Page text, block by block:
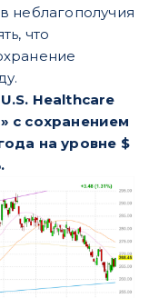
неблагополучия
что
Healthcare
с сохранением
на уровне $